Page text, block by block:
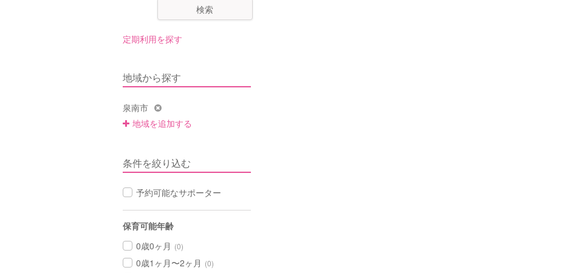
検索
定期利用を探す
地域から探す
泉南市
地域を追加する
条件を絞り込む
予約可能なサポーター
保育可能年齢
0歳0ヶ月 (0)
0歳1ヶ月〜2ヶ月 (0)